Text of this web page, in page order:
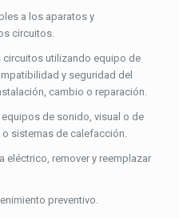
a los aparatos y
circuitos.
circuitos utilizando equipo de
y seguridad del
cambio o reparación.
de sonido, visual o de
sistemas de calefacción.
eléctrico, remover y reemplazar
preventivo.